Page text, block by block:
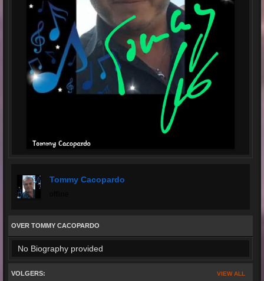
Tommy Cacopardo
OVER TOMMY CACOPARDO
No Biography provided
VIEW ALL
VOLGERS: